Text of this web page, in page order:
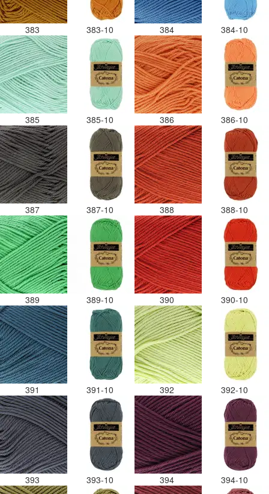
383 383-10 384 384-10
385 385-10 386 386-10
387 387-10 388 388-10
389 389-10 390 390-10
391 391-10 392 392-10
393 393-10 394 394-10